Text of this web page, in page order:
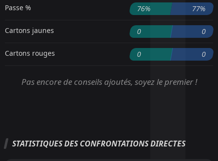
Passe % 76% 77%
Cartons jaunes 0 0
Cartons rouges 0 0
Pas encore de conseils ajoutés, soyez le premier !
STATISTIQUES DES CONFRONTATIONS DIRECTES